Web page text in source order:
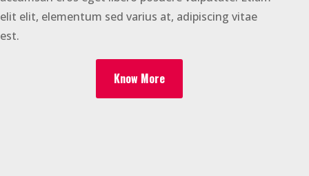
elit elit, elementum sed varius at, adipiscing vitae
est.
Know More